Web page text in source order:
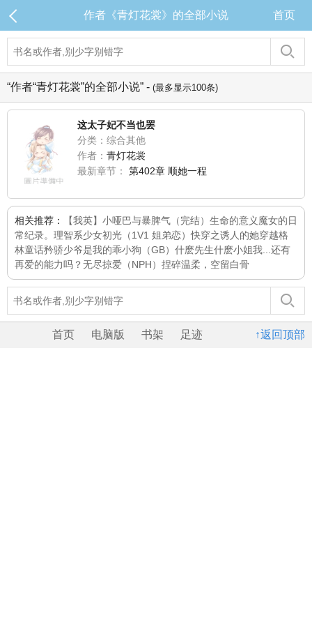
作者《青灯花裳》的全部小说 首页
“作者“青灯花裳”的全部小说” - (最多显示100条)
这太子妃不当也罢
分类：综合其他
作者： 青灯花裳
最新章节：
第402章 顺她一程
相关推荐： 【我英】小哑巴与暴脾气（完结） 生命的意义魔女的日
常纪录。 理智系少女初光（1V1 姐弟恋）快穿之诱人的她穿越格
林童话矜骄少爷是我的乖小狗（GB） 什麽先生什麽小姐我...还有
再爱的能力吗？无尽掠爱（NPH） 捏碎温柔，空留白骨
↑返回顶部
首页 电脑版 书架 足迹